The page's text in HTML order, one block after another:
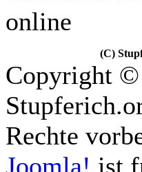
online
(C)
Copyright ©
Rechte
Joomla! ist